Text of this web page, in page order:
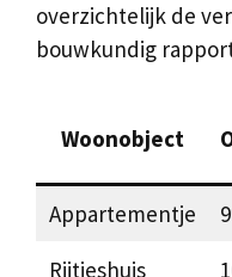
overzichtelijk de
bouwkundig
Woonobject
Appartementje
Rijtjeshuis